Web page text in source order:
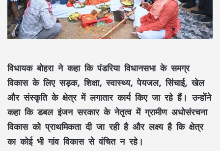
विधायक बोहरा ने कहा कि पंडरिया विधानसभा के समग्र
विकास के लिएसड़क, शिक्षा, स्वास्थ्य, पेयजल, सिंचाई, खेल
और संस्कृतिके क्षेत्र में लगातार कार्य किए जा रहे हैं। उन्होंने
कहा किडबल इंजन सरकारके नेतृत्व मेंग्रामीण अधोसंरचना
विकासको प्राथमिकता दी जा रही है और लक्ष्य है कि क्षेत्र
काकोई भी गांव विकास से वंचित न रहे।